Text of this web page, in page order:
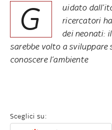
G
uidato
ricercatori
dei neonati:
sarebbe volto a sviluppare
conoscere l’ambiente
Sceglici su: